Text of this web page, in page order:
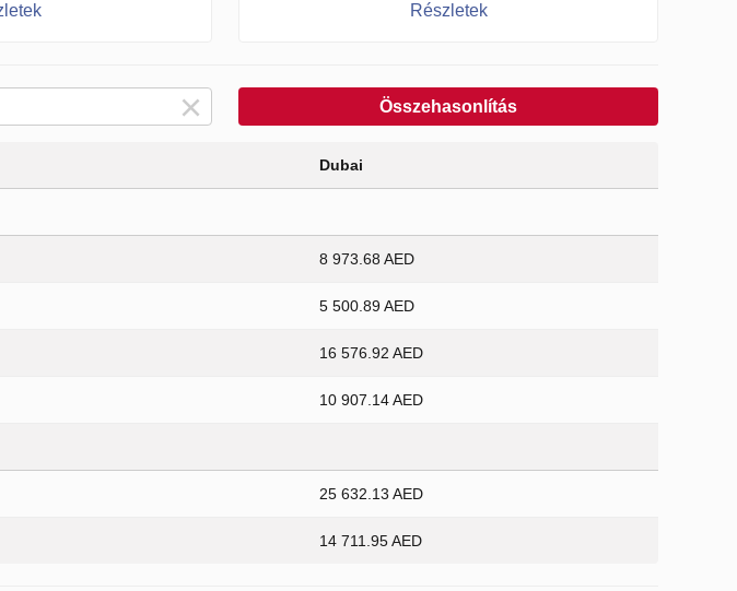
Részletek
Összehasonlítás
Dubai
8 973.68 AED
5 500.89 AED
16 576.92 AED
10 907.14 AED
25 632.13 AED
14 711.95 AED